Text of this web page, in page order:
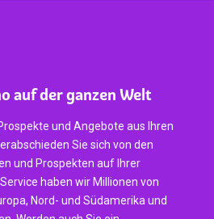
auf der ganzen Welt
und Angebote aus Ihren
Sie sich von den
und Prospekten auf Ihrer
haben wir Millionen von
Nord- und Südamerika und